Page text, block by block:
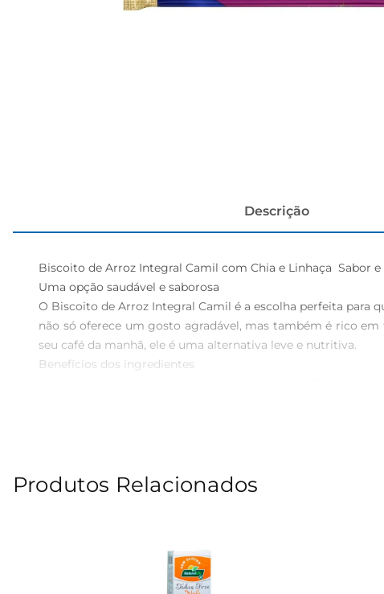
Descrição
Biscoito de Arroz Integral Camil com Chia e Linhaça  Sabor
Uma opção saudável e saborosa
O Biscoito de Arroz Integral Camil é a escolha perfeita para
não só oferece um gosto agradável, mas também é rico
seu café da manhã, ele é uma alternativa leve e nutritiva.
Benefícios dos ingredientes
linhaça é rica em lignanas e fibras, que favorecem a
momentos do dia. Também é uma ótima opção para incluir
Produtos Relacionados